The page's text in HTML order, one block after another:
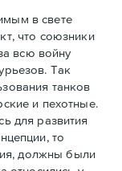
в свете
что союзники
всю войну
Так
танков
и пехотные.
для развития
то
должны были